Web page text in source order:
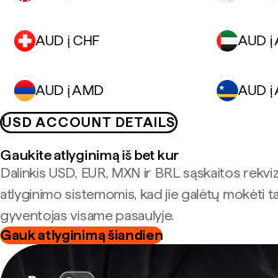
AUD į CHF AUD į
AUD į AMD
AUD į
USD ACCOUNT DETAILS
Gaukite atlyginimą iš bet kur
Dalinkis USD, EUR, MXN ir BRL sąskaitos
atlyginimo sistemomis, kad jie galėtų mokėti
gyventojas visame pasaulyje.
Gauk atlyginimą šiandien